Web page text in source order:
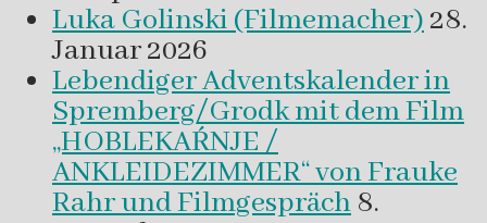
Luka Golinski (Filmemacher)28.
Januar 2026
Lebendiger Adventskalender in
Spremberg/Grodk mit dem Film
„HOBLEKAŔNJE /
ANKLEIDEZIMMER“ von Frauke
Rahr und Filmgespräch 8.